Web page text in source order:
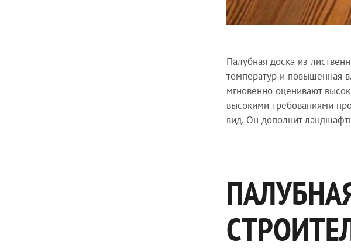
Палубная доска из
температур и повышенная
мгновенно оценивают
высокими требованиями
вид. Он дополнит